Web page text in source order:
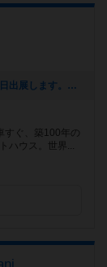
[NEW] 新作「タクタビ」ゲームマーケット2025秋 両日出展します。（2025年08月24日 11時31分）
すぐ、築100年の
ハウス。世界...